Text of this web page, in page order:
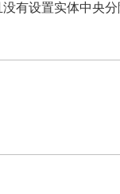
有设置实体中央